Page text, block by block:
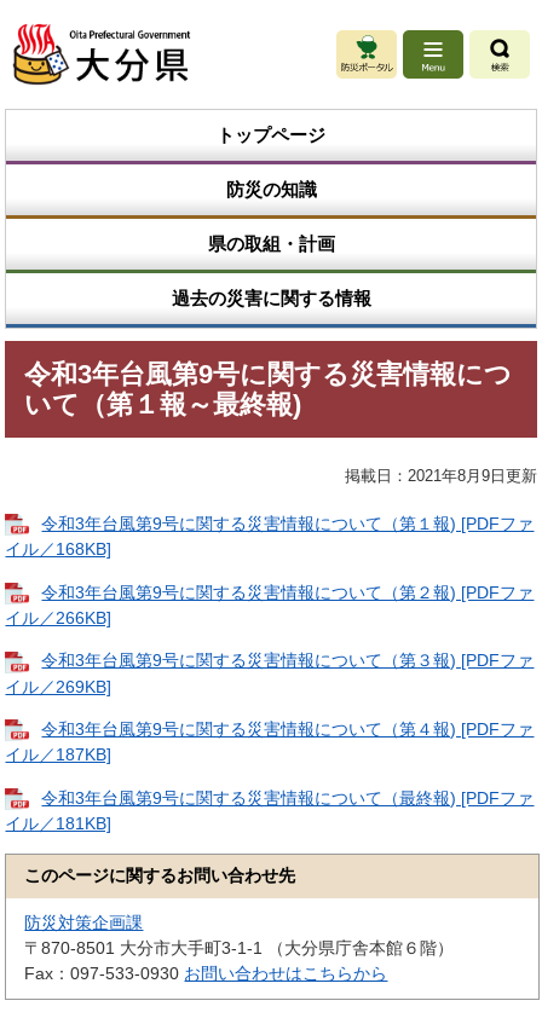
ジ
先
で
。
ュ
を
ば
て
文
トップページ
防災の知識
県の取組・計画
過去の災害に関する情報
令和3年台風第9号に関する災害情報につ
いて（第１報～最終報)
掲載日：2021年8月9日更新
令和3年台風第9号に関する災害情報について（第１報) [PDFファ
イル／168KB]
令和3年台風第9号に関する災害情報について（第２報) [PDFファ
イル／266KB]
令和3年台風第9号に関する災害情報について（第３報) [PDFファ
イル／269KB]
令和3年台風第9号に関する災害情報について（第４報) [PDFファ
イル／187KB]
令和3年台風第9号に関する災害情報について（最終報) [PDFファ
イル／181KB]
このページに関するお問い合わせ先
防災対策企画課
〒870-8501 大分市大手町3-1-1 （大分県庁舎本館６階）
Fax：097-533-0930 お問い合わせはこちらから